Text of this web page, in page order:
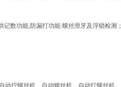
记数功能,防漏打功能.螺丝滑牙及浮锁检测